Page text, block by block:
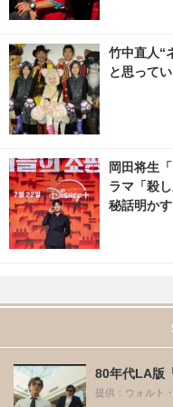
竹中直人“
と思ってい
岡田将生
ラマ「殺
秘話明か
80年代LA版
提供：ウォルト